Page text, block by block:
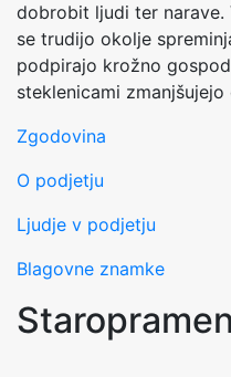
dobrobit ljudi ter narave.
se trudijo okolje
podpirajo krožno
steklenicami
Zgodovina
O podjetju
Ljudje v podjetju
Blagovne znamke
Staropramen